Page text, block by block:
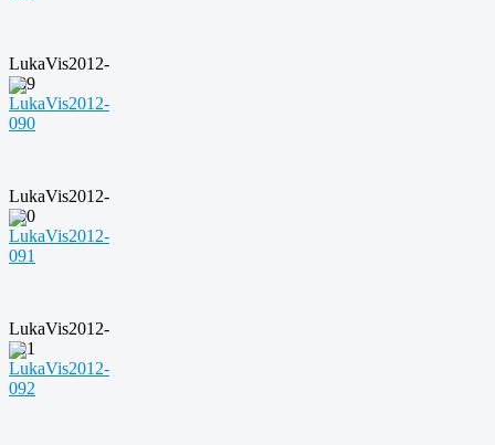
LukaVis2012-
089
LukaVis2012-
090
LukaVis2012-
091